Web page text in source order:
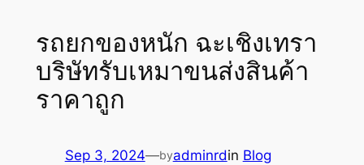
รถยกของหนัก ฉะเชิงเทรา
บริษัทรับเหมาขนส่งสินค้า
ราคาถูก
Sep 3, 2024—byadminrdin Blog